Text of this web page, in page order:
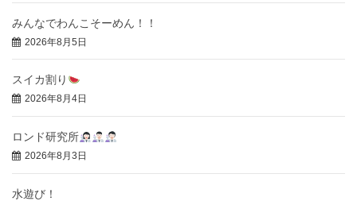
みんなでわんこそーめん！！
2026年8月5日
スイカ割り
2026年8月4日
ロンド研究所
2026年8月3日
水遊び！